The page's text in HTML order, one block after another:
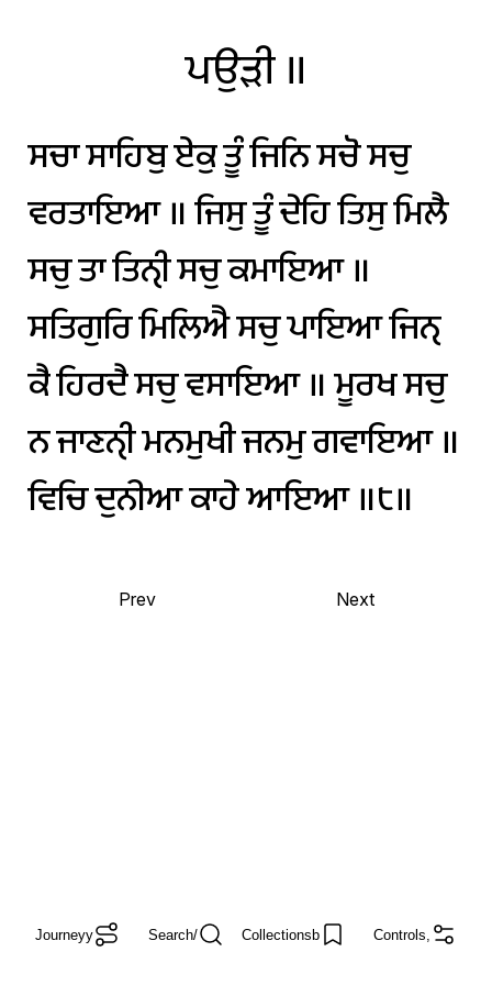
ਪਉੜੀ॥
ਸਚਾਸਾਹਿਬੁਏਕੁਤੂੰਜਿਨਿਸਚੋਸਚੁ
ਵਰਤਾਇਆ॥ਜਿਸੁਤੂੰਦੇਹਿਤਿਸੁਮਿਲੈ
ਸਚੁਤਾਤਿਨੑੀਸਚੁਕਮਾਇਆ॥
ਸਤਿਗੁਰਿਮਿਲਿਐਸਚੁਪਾਇਆਜਿਨੑ
ਕੈਹਿਰਦੈਸਚੁਵਸਾਇਆ॥ਮੂਰਖਸਚੁ
ਨਜਾਣਨੑੀਮਨਮੁਖੀਜਨਮੁਗਵਾਇਆ॥
ਵਿਚਿਦੁਨੀਆਕਾਹੇਆਇਆ॥੮॥
Prev Next
Journeyy Search/ Collectionsb Controls